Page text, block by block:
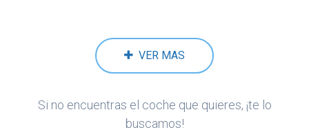
VER MAS
Si no encuentras el coche que quieres, ¡te lo
buscamos!